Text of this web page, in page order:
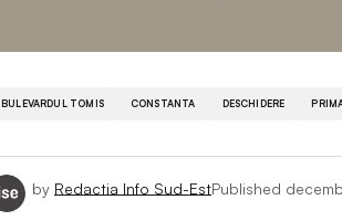
BULEVARDUL TOMIS CONSTANTA DESCHIDERE
by Redactia Info Sud-EstPublished